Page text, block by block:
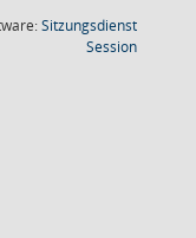
Sitzungsdienst
Session(Wird in